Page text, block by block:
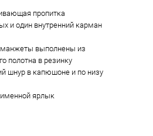
пропитка
и один внутренний карман
манжеты выполнены из
полотна в резинку
шнур в капюшоне и по низу
ярлык